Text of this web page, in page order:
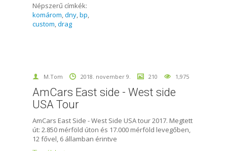
Népszerű címkék:
komárom dny bp
custom drag
M.Tom 2018. november 9. 210 1,975
AmCars East side - West side
USA Tour
AmCars East Side - West Side USA tour 2017. Megtett
út: 2.850 mérföld úton és 17.000 mérföld levegőben,
12 fővel, 6 államban érintve